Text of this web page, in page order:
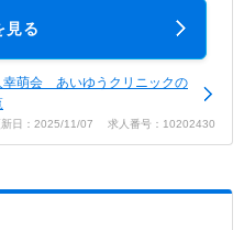
見る
幸萌会 あいゆうクリニックの
新日：2025/11/07 求人番号：10202430